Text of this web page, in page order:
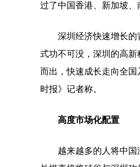
过了中国香港、新加坡、
深圳经济快速增长的背
式功不可没，深圳的高
而出，快速成长走向全
时报》记者称。
高度市场化配置
越来越多的人将中国深